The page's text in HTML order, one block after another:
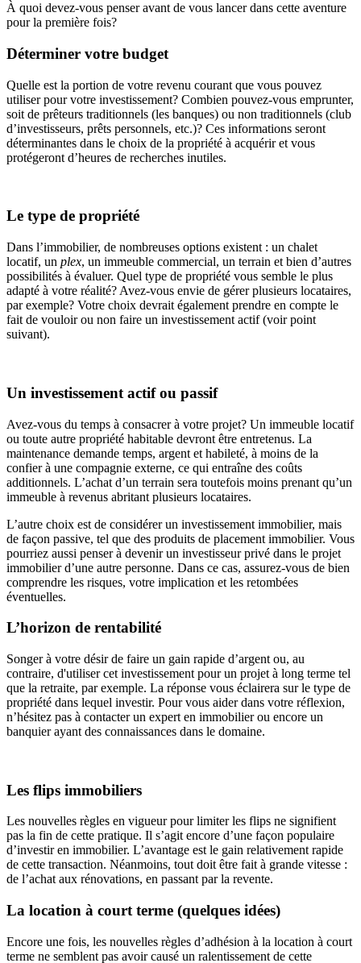
À quoi devez-vous penser avant de vous lancer dans cette aventure
pour la première fois?
Déterminer votre budget
Quelle est la portion de votre revenu courant que vous pouvez
utiliser pour votre investissement? Combien pouvez-vous emprunter,
soit de prêteurs traditionnels (les banques) ou non traditionnels (club
d’investisseurs, prêts personnels, etc.)? Ces informations seront
déterminantes dans le choix de la propriété à acquérir et vous
protégeront d’heures de recherches inutiles.
Le type de propriété
Dans l’immobilier, de nombreuses options existent : un chalet
locatif, un plex, un immeuble commercial, un terrain et bien d’autres
possibilités à évaluer. Quel type de propriété vous semble le plus
adapté à votre réalité? Avez-vous envie de gérer plusieurs locataires,
par exemple? Votre choix devrait également prendre en compte le
fait de vouloir ou non faire un investissement actif (voir point
suivant).
Un investissement actif ou passif
Avez-vous du temps à consacrer à votre projet? Un immeuble locatif
ou toute autre propriété habitable devront être entretenus. La
maintenance demande temps, argent et habileté, à moins de la
confier à une compagnie externe, ce qui entraîne des coûts
additionnels. L’achat d’un terrain sera toutefois moins prenant qu’un
immeuble à revenus abritant plusieurs locataires.
L’autre choix est de considérer un investissement immobilier, mais
de façon passive, tel que des produits de placement immobilier. Vous
pourriez aussi penser à devenir un investisseur privé dans le projet
immobilier d’une autre personne. Dans ce cas, assurez-vous de bien
comprendre les risques, votre implication et les retombées
éventuelles.
L’horizon de rentabilité
Songer à votre désir de faire un gain rapide d’argent ou, au
contraire, d'utiliser cet investissement pour un projet à long terme tel
que la retraite, par exemple. La réponse vous éclairera sur le type de
propriété dans lequel investir. Pour vous aider dans votre réflexion,
n’hésitez pas à contacter un expert en immobilier ou encore un
banquier ayant des connaissances dans le domaine.
Les flips immobiliers
Les nouvelles règles en vigueur pour limiter les flips ne signifient
pas la fin de cette pratique. Il s’agit encore d’une façon populaire
d’investir en immobilier. L’avantage est le gain relativement rapide
de cette transaction. Néanmoins, tout doit être fait à grande vitesse :
de l’achat aux rénovations, en passant par la revente.
La location à court terme (quelques idées)
Encore une fois, les nouvelles règles d’adhésion à la location à court
terme ne semblent pas avoir causé un ralentissement de cette